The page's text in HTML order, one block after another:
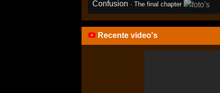
Confusion ·The final chapter
Recente video's